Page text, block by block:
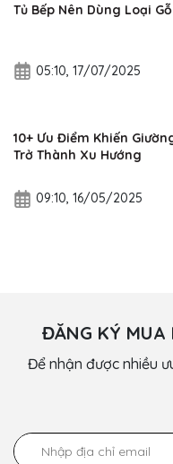
Tủ Bếp Nên Dùng Loại
05:10, 17/07/2025
10+ Ưu Điểm Khiến
Trở Thành Xu Hướng
09:10, 16/05/2025
ĐĂNG KÝ MUA
Để nhận được nhiều